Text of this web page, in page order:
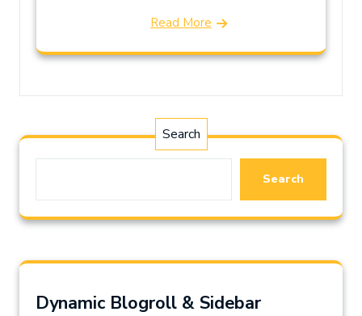
Read More
Search
Search
Dynamic Blogroll & Sidebar